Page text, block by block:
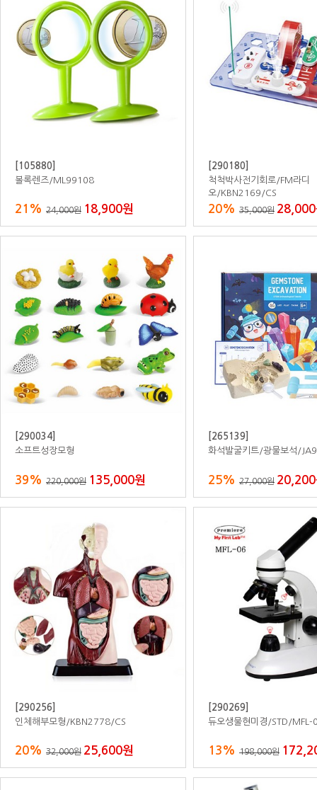
[800388]
자작합판라운지용의자/3인용/파랑
20% 720,000원 576,000원
[800398]
자작합판실험기구진열장/9
20% 1,080,000원
[800422]
자작합판곰돌이침대/휴식침대/대/매트,
20% 2,100,000원 1,680,000원
[800429]
자작합판책상/안전몰딩/
20% 1,870,000원
[800498]
자작합판벌집책장/4단/연두
20% 2,700,000원 2,160,000원
[800581]
자작합판라운지용의자/원
20% 4,000,000원